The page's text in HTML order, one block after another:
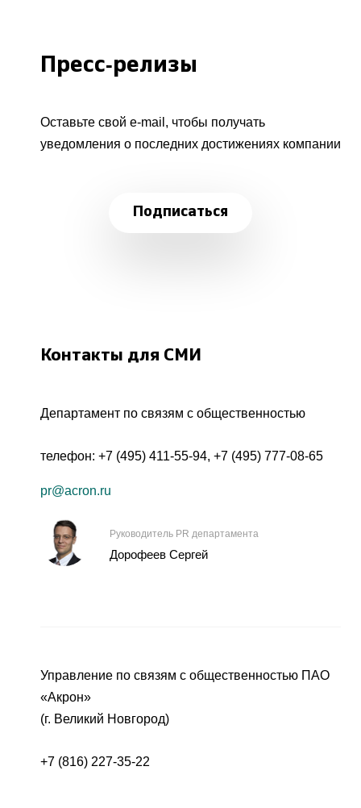
Пресс-релизы
Оставьте свой e-mail, чтобы получать
уведомления о последних достижениях компании
Подписаться
Контакты для СМИ
Департамент по связям с общественностью
телефон: +7 (495) 411-55-94, +7 (495) 777-08-65
pr@acron.ru
Руководитель PR департамента
Дорофеев Сергей
Управление по связям с общественностью ПАО
«Акрон»
(г. Великий Новгород)
+7 (816) 227-35-22